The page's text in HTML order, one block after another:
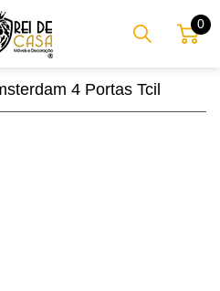
0
4 Portas Tcil